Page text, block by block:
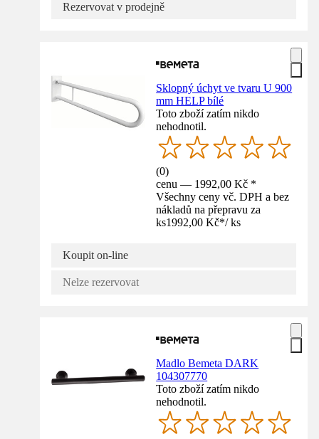
Rezervovat v prodejně
Sklopný úchyt ve tvaru U 900
mm HELP bílé
Toto zboží zatím nikdo
nehodnotil.
(0)
cenu — 1992,00 Kč *
Všechny ceny vč. DPH a bez
nákladů na přepravu za
ks1992,00 Kč*/ ks
Koupit on-line
Nelze rezervovat
Madlo Bemeta DARK
104307770
Toto zboží zatím nikdo
nehodnotil.